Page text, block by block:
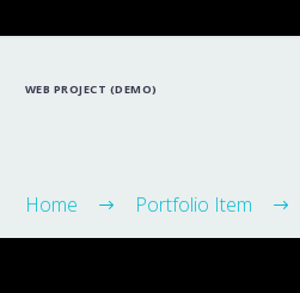
WEB PROJECT (DEMO)
Home Portfolio Item